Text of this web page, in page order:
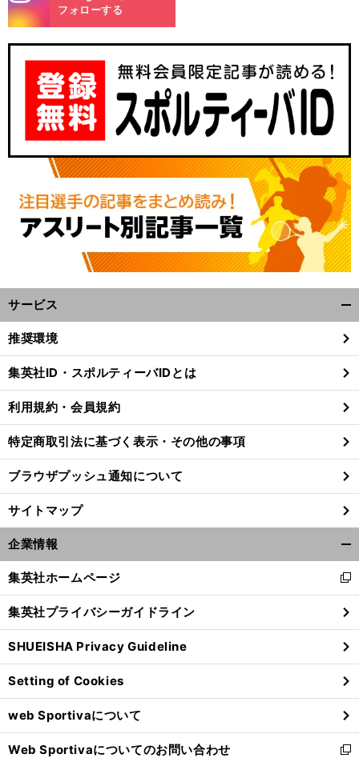
？
へ
m
フォローする
サービス
閉
る
推奨環境
集英社ID・スポルティーバIDとは
利用規約・会員規約
特定商取引法に基づく表示・その他の事項
ブラウザプッシュ通知について
サイトマップ
企業情報
閉
る
集英社ホームページ
新
し
い
ウ
ィ
ン
ド
ウ
で
開
く
集英社プライバシーガイドライン
SHUEISHA Privacy Guideline
Setting of Cookies
web Sportivaについて
Web Sportivaについてのお問い合わせ
新